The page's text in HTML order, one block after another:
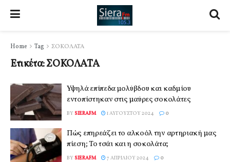
Home Tag ΣΟΚΟΛΑΤΑ
Ετικέτα:ΣΟΚΟΛΑΤΑ
Υψηλά επίπεδα μολύβδου και καδμίου
εντοπίστηκαν στις μαύρες σοκολάτες
BY SIERAFM 1 ΑΥΓΟΎΣΤΟΥ 2024 0
Πώς επηρεάζει το αλκοόλ την αρτηριακή μας
πίεση; Το τσάι και η σοκολάτα;
BY SIERAFM 7 ΑΠΡΙΛΊΟΥ 2024 0